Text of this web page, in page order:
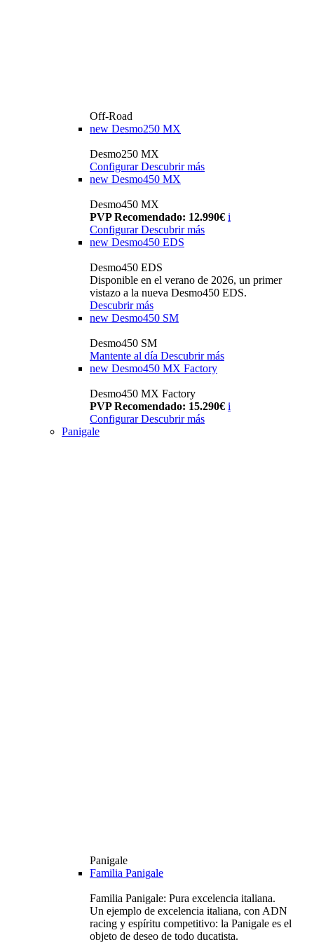
Off-Road
new Desmo250 MX
Desmo250 MX
Configurar Descubrir más
new Desmo450 MX
Desmo450 MX
PVP Recomendado: 12.990€ i
Configurar Descubrir más
new Desmo450 EDS
Desmo450 EDS
Disponible en el verano de 2026, un primer
vistazo a la nueva Desmo450 EDS.
Descubrir más
new Desmo450 SM
Desmo450 SM
Mantente al día Descubrir más
new Desmo450 MX Factory
Desmo450 MX Factory
PVP Recomendado: 15.290€ i
Configurar Descubrir más
Panigale
Panigale
Familia Panigale
Familia Panigale: Pura excelencia italiana.
Un ejemplo de excelencia italiana, con ADN
racing y espíritu competitivo: la Panigale es el
objeto de deseo de todo ducatista.